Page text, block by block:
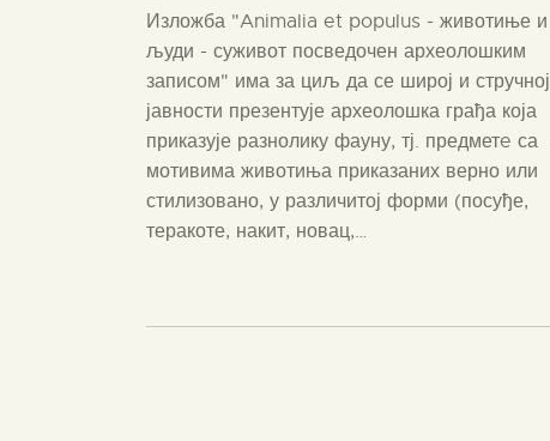
Изложба "Animalia et populus - животиње и
људи - суживот посведочен археолошким
записом" има за циљ да се широј и стручној
јавности презентује археолошка грађа која
приказује разнолику фауну, тј. предметe са
мотивима животиња приказаних верно или
стилизовано, у различитој форми (посуђе,
теракоте, накит, новац,…